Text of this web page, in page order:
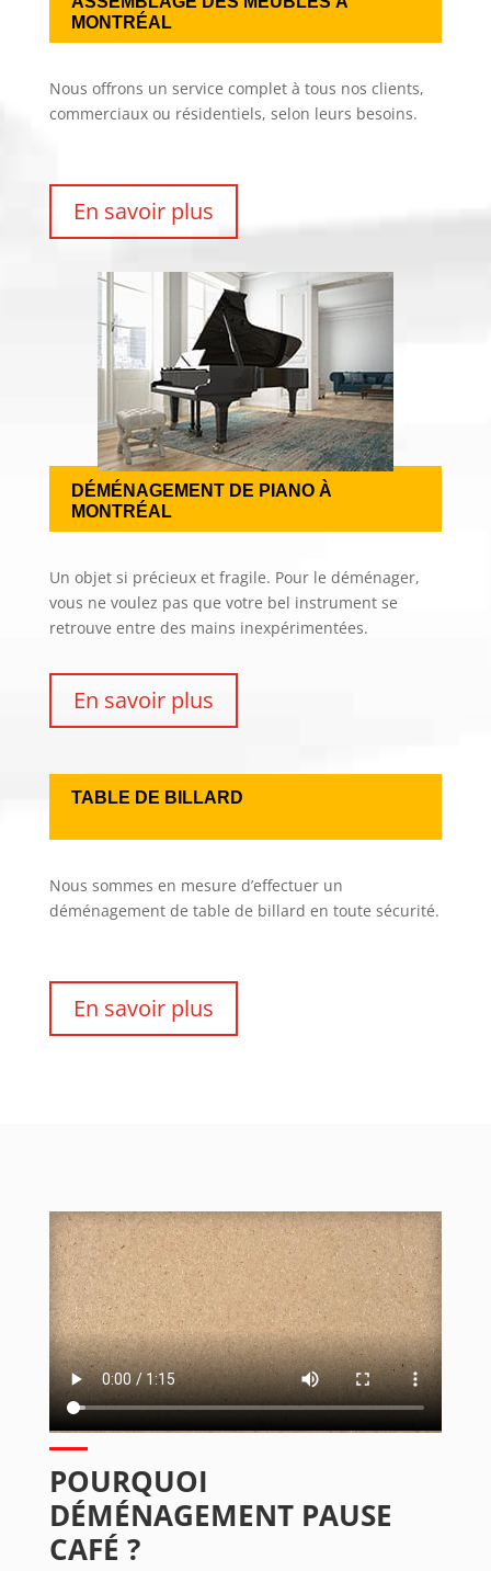
MONTRÉAL
Nous offrons un service complet à tous nos clients,
commerciaux ou résidentiels, selon leurs besoins.
En savoir plus
DÉMÉNAGEMENT DE PIANO À
MONTRÉAL
Un objet si précieux et fragile. Pour le déménager,
vous ne voulez pas que votre bel instrument se
retrouve entre des mains inexpérimentées.
En savoir plus
TABLE DE BILLARD
Nous sommes en mesure d’effectuer un
déménagement de table de billard en toute sécurité.
En savoir plus
POURQUOI
DÉMÉNAGEMENT PAUSE
CAFÉ ?